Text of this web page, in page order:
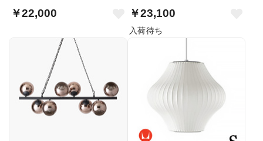
￥22,000 ￥23,100
入荷待ち